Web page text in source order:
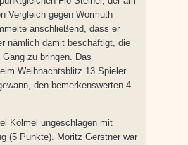
Vergleich gegen Wormuth
anschließend, dass er
nämlich damit beschäftigt, die
zu bringen. Das
Weihnachtsblitz 13 Spieler
den bemerkenswerten 4.
Kölmel ungeschlagen mit
(5 Punkte). Moritz Gerstner war